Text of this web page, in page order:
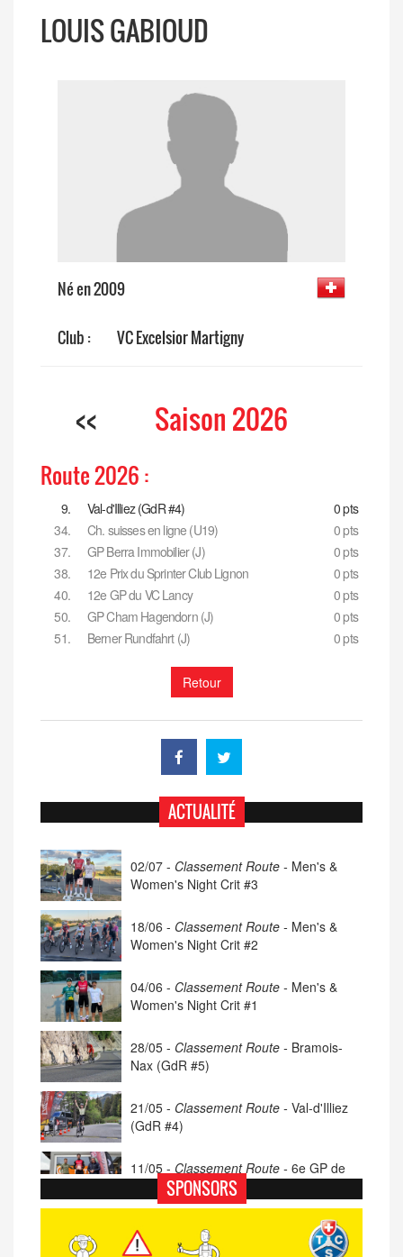
LOUIS GABIOUD
Né en 2009
Club : VC Excelsior Martigny
<< Saison 2026
Route 2026 :
9. Val-d'Illiez (GdR #4)
0 pts
34.
Ch. suisses en ligne (U19)
0 pts
37.
GP Berra Immobilier (J)
0 pts
38.
12e Prix du Sprinter Club Lignon
0 pts
40.
12e GP du VC Lancy
0 pts
50.
GP Cham Hagendorn (J)
0 pts
51.
Berner Rundfahrt (J) 0 pts
Retour
ACTUALITÉ
02/07 - Classement Route - Men's &
Women's Night Crit #3
18/06 - Classement Route - Men's &
Women's Night Crit #2
04/06 - Classement Route - Men's &
Women's Night Crit #1
28/05 - Classement Route - Bramois-
Nax (GdR #5)
21/05 - Classement Route - Val-d'Illiez
(GdR #4)
11/05 - Classement Route - 6e GP de
Porsel (TdC #4)
07/05 - Classement Route -
Blonay-Les
Pléiades (GdR #3)
SPONSORS